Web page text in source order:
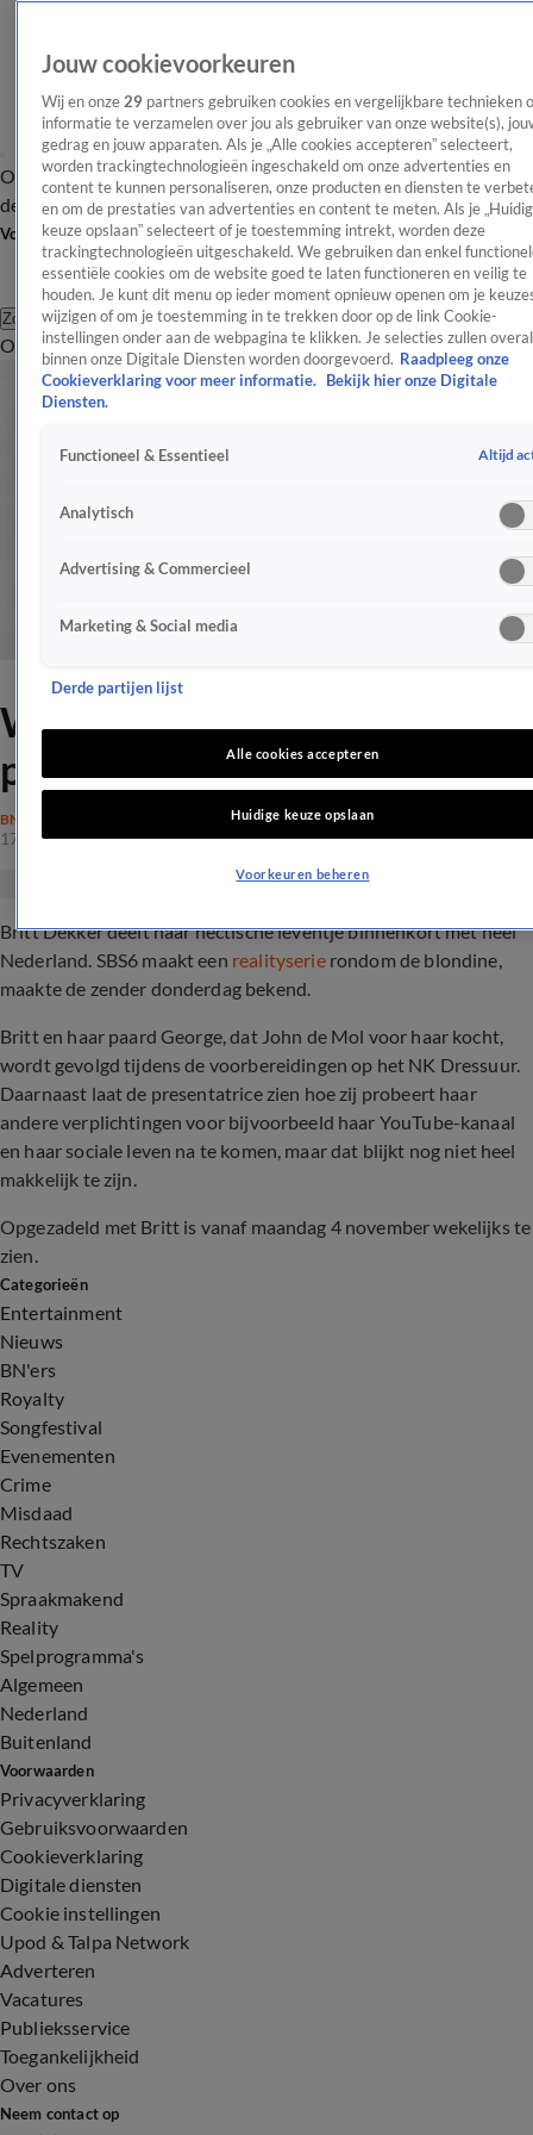
OverzichtAfleveringen Entertainment TV Algemeen
Tip
de redactieNieuwsbrief
Volg Shownieuws
Zoeken
OverzichtEntertainmentSpraakmakendRealityCrimeVideo's
Wel en wee Britt Dekker én
paard te volgen op SBS6
BN'ERS
17 okt 2019, 11:36
Britt Dekker deelt haar hectische leventje binnenkort met heel
Nederland. SBS6 maakt een realityserierondom de blondine,
maakte de zender donderdag bekend.
Britt en haar paard George, dat John de Mol voor haar kocht,
wordt gevolgd tijdens de voorbereidingen op het NK Dressuur.
Daarnaast laat de presentatrice zien hoe zij probeert haar
andere verplichtingen voor bijvoorbeeld haar YouTube-kanaal
en haar sociale leven na te komen, maar dat blijkt nog niet heel
makkelijk te zijn.
Opgezadeld met Britt is vanaf maandag 4 november wekelijks te
zien.
Categorieën
Entertainment
Nieuws
BN'ers
Royalty
Songfestival
Evenementen
Crime
Misdaad
Rechtszaken
TV
Spraakmakend
Reality
Spelprogramma's
Algemeen
Nederland
Buitenland
Voorwaarden
Privacyverklaring
Gebruiksvoorwaarden
Cookieverklaring
Digitale diensten
Cookie instellingen
Upod & Talpa Network
Adverteren
Vacatures
Publieksservice
Toegankelijkheid
Over ons
Neem contact op
Jouw cookievoorkeuren
Wij en onze 29 partners gebruiken cookies en vergelijkbare technieken
informatie te verzamelen over jou als gebruiker van onze website(s),
gedrag en jouw apparaten. Als je „Alle cookies accepteren” selecteert,
worden trackingtechnologieën ingeschakeld om onze advertenties en
content te kunnen personaliseren, onze producten en diensten te
en om de prestaties van advertenties en content te meten. Als je
keuze opslaan” selecteert of je toestemming intrekt, worden deze
trackingtechnologieën uitgeschakeld. We gebruiken dan enkel
essentiële cookies om de website goed te laten functioneren en veilig te
houden. Je kunt dit menu op ieder moment opnieuw openen om je
wijzigen of om je toestemming in te trekken door op de link Cookie-
instellingen onder aan de webpagina te klikken. Je selecties zullen overal
binnen onze Digitale Diensten worden doorgevoerd. Raadpleeg onze
Cookieverklaring voor meer informatie.
Bekijk hier onze Digitale
Diensten.
Functioneel & Essentieel Altijd
Analytisch
Advertising & Commercieel
Marketing & Social media
Derde partijen lijst
Alle cookies accepteren
Huidige keuze opslaan
Voorkeuren beheren